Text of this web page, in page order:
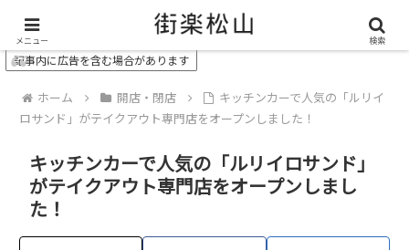
＼ 松山の街を“オモシロク”する地域情報メディア ／
記事内に広告を含む場合があります
ホーム 開店・閉店
キッチンカーで人気の「ルリイ
ロサンド」がテイクアウト専門店をオープンしました！
キッチンカーで人気の「ルリイロサンド」
がテイクアウト専門店をオープンしまし
た！
メニュー 検索